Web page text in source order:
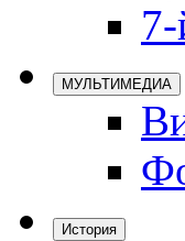
7-
МУЛЬТИМЕДИА
История